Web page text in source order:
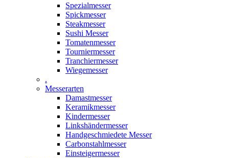
Spezialmesser
Spickmesser
Steakmesser
Sushi Messer
Tomatenmesser
Tourniermesser
Tranchiermesser
Wiegemesser
.
Messerarten
Damastmesser
Keramikmesser
Kindermesser
Linkshändermesser
Handgeschmiedete Messer
Carbonstahlmesser
Einsteigermesser